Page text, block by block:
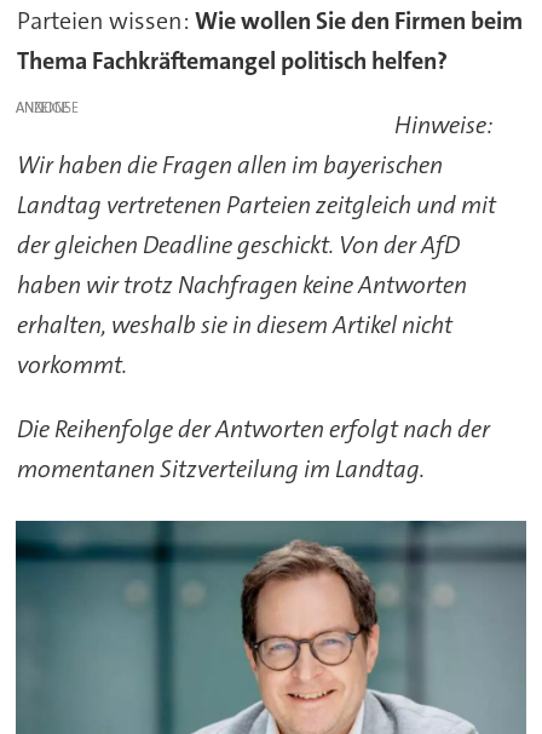
Parteien wissen: Wie wollen Sie den Firmen beim
Thema Fachkräftemangel politisch helfen?
ANZEIGE
Hinweise:
Wir haben die Fragen allen im bayerischen
Landtag vertretenen Parteien zeitgleich und mit
der gleichen Deadline geschickt. Von der AfD
haben wir trotz Nachfragen keine Antworten
erhalten, weshalb sie in diesem Artikel nicht
vorkommt.
Die Reihenfolge der Antworten erfolgt nach der
momentanen Sitzverteilung im Landtag.